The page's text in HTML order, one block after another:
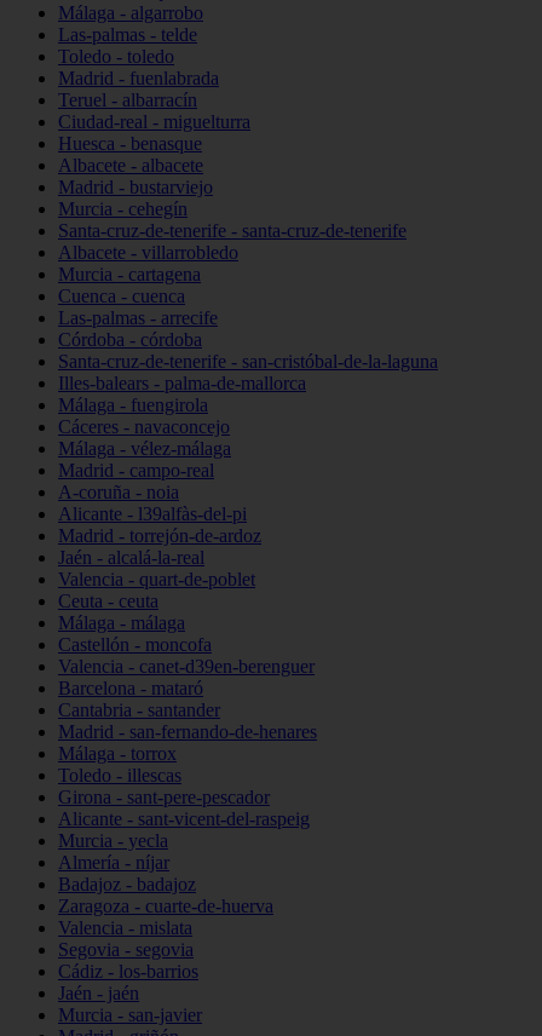
Málaga - algarrobo
Las-palmas - telde
Toledo - toledo
Madrid - fuenlabrada
Teruel - albarracín
Ciudad-real - miguelturra
Huesca - benasque
Albacete - albacete
Madrid - bustarviejo
Murcia - cehegín
Santa-cruz-de-tenerife - santa-cruz-de-tenerife
Albacete - villarrobledo
Murcia - cartagena
Cuenca - cuenca
Las-palmas - arrecife
Córdoba - córdoba
Santa-cruz-de-tenerife - san-cristóbal-de-la-laguna
Illes-balears - palma-de-mallorca
Málaga - fuengirola
Cáceres - navaconcejo
Málaga - vélez-málaga
Madrid - campo-real
A-coruña - noia
Alicante - l39alfàs-del-pi
Madrid - torrejón-de-ardoz
Jaén - alcalá-la-real
Valencia - quart-de-poblet
Ceuta - ceuta
Málaga - málaga
Castellón - moncofa
Valencia - canet-d39en-berenguer
Barcelona - mataró
Cantabria - santander
Madrid - san-fernando-de-henares
Málaga - torrox
Toledo - illescas
Girona - sant-pere-pescador
Alicante - sant-vicent-del-raspeig
Murcia - yecla
Almería - níjar
Badajoz - badajoz
Zaragoza - cuarte-de-huerva
Valencia - mislata
Segovia - segovia
Cádiz - los-barrios
Jaén - jaén
Murcia - san-javier